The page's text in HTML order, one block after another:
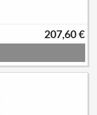
207,60 €